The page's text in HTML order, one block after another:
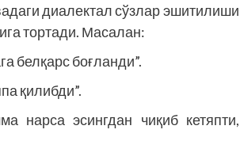
диалектал сўзлар эшитилиши
тортади. Масалан:
белқарс боғланди”.
қилибди”.
нарса эсингдан чиқиб кетяпти,